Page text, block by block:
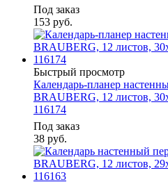
Под заказ
153 руб.
Быстрый просмотр
Календарь-планер
BRAUBERG, 12 листов,
116174
Под заказ
38 руб.